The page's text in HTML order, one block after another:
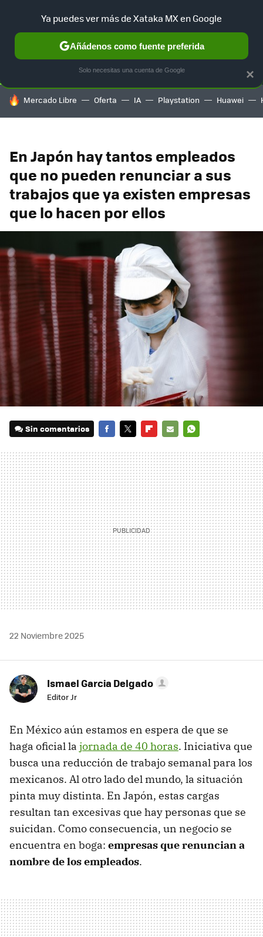
SELECCIÓN GAMING HOME AUTO TERRITORIO
HOY SE HABLA DE
Mercado Libre Oferta IA Playstation Huawei
En Japón hay tantos empleados
que no pueden renunciar a sus
trabajos que ya existen empresas
que lo hacen por ellos
Sin comentarios
MAIL
22 Noviembre 2025
Ismael Garcia Delgado
Editor Jr
En México aún estamos en espera de que se
haga oficial la jornada de 40 horas. Iniciativa que
busca una reducción de trabajo semanal para los
mexicanos. Al otro lado del mundo, la situación
pinta muy distinta. En Japón, estas cargas
resultan tan excesivas que hay personas que se
suicidan. Como consecuencia, un negocio se
encuentra en boga: empresas que renuncian a
nombre de los empleados.
×
Ya puedes ver más de Xataka MX en Google
Añádenos como fuente preferida
Solo necesitas una cuenta de Google